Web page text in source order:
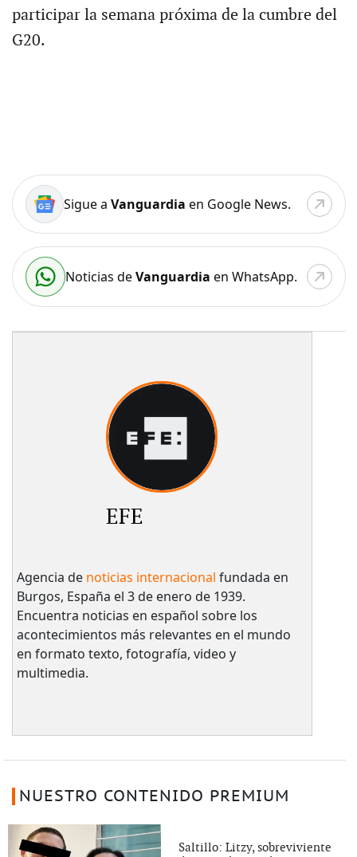
participar la semana próxima de la cumbre del
G20.
Sigue a Vanguardia en Google News.
Noticias deVanguardia en WhatsApp.
EFE
Agencia de noticias internacional fundada en
Burgos, España el 3 de enero de 1939.
Encuentra noticias en español sobre los
acontecimientos más relevantes en el mundo
en formato texto, fotografía, video y
multimedia.
NUESTRO CONTENIDO PREMIUM
Saltillo: Litzy, sobreviviente